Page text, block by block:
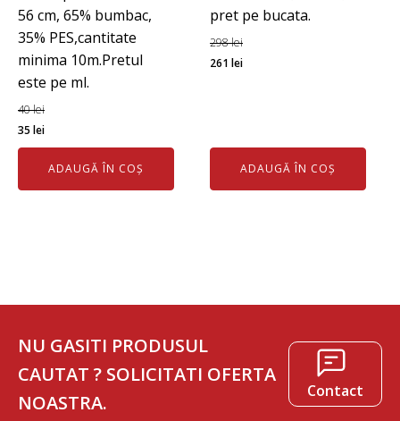
56 cm, 65% bumbac,
35% PES,cantitate
minima 10m.Pretul
este pe ml.
40lei
Prețul
inițial
fost:
35 leiPrețul
curent
este:
35 lei.
ADAUGĂ ÎN COȘ
pret pe bucata.
298lei
Prețul
298 lei.
261leiPrețul
ADAUGĂ ÎN COȘ
NU GASITI PRODUSUL
CAUTAT ? SOLICITATI OFERTA
NOASTRA.
Contact